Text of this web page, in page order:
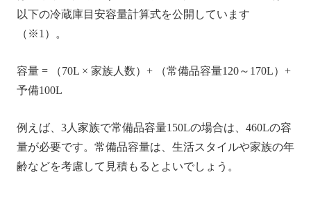
以下の冷蔵庫目安容量計算式を公開しています
（※1）。
容量 = （70L × 家族人数）+ （常備品容量120～170L）+
予備100L
例えば、3人家族で常備品容量150Lの場合は、460Lの容
量が必要です。常備品容量は、生活スタイルや家族の年
齢などを考慮して見積もるとよいでしょう。